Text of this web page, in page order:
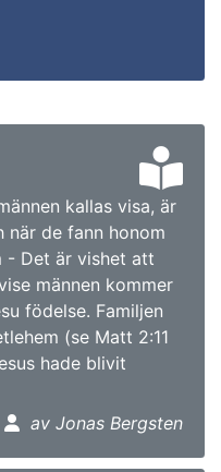
kallas visa, är
de fann honom
- Det är vishet att
männen kommer
födelse. Familjen
(se Matt 2:11
hade blivit
av Jonas Bergsten